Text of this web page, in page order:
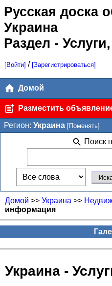
Русская доска
Украина
Раздел -
[Войти] / [Зарегистрироваться]
Домой
Разместить
Регион: Украина [Поменять]
Поиск
Домой >> Украина >>
информация
Украина -